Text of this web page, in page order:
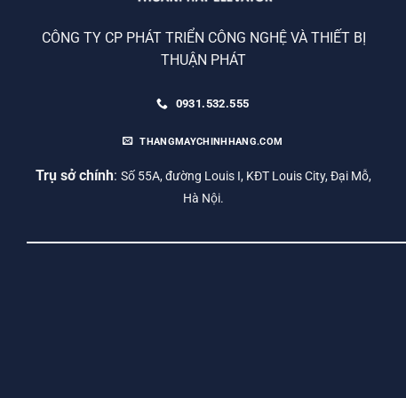
CÔNG TY CP PHÁT TRIỂN CÔNG NGHỆ VÀ THIẾT BỊ
THUẬN PHÁT
0931.532.555
THANGMAYCHINHHANG.COM
Trụ sở chính: Số 55A, đường Louis I, KĐT Louis City, Đại Mỗ,
Hà Nội.